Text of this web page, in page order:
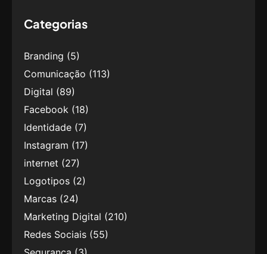
Categorias
Branding (5)
Comunicação (113)
Digital (89)
Facebook (18)
Identidade (7)
Instagram (17)
internet (27)
Logotipos (2)
Marcas (24)
Marketing Digital (210)
Redes Sociais (55)